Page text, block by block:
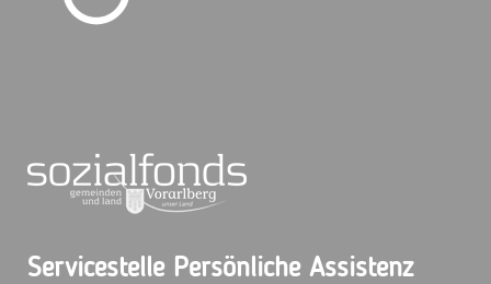
Servicestelle Persönliche Assistenz